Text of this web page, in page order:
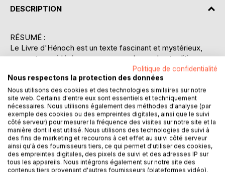
DESCRIPTION
RÉSUMÉ :
Le Livre d'Hénoch est un texte fascinant et mystérieux,
souvent considéré comme apocryphe par les traditions
religieuses occidentales, mais qui a suscité un intérêt
considérable parmi les érudits et les passionnés
d'ésotérisme. Attribué à Hénoch, arrière-grand-père de
Noé, ce livre se présente comme une collection de visions
et de révélations divines. Il explore des thèmes tels que la
chute des anges, les visions du paradis et de l'enfer, ainsi
que des prophéties concernant le jugement dernier. Le
texte est divisé en plusieurs sections, chacune offrant un
aperçu unique des croyances et des préoccupations
spirituelles de l'époque. Le Livre d'Hénoch se distingue
Politique de confidentialité
Nous respectons la protection des données
Nous utilisons des cookies et des technologies similaires sur notre
site web. Certains d'entre eux sont essentiels et techniquement
nécessaires. Nous utilisons également des méthodes d'analyse (par
exemple des cookies ou des empreintes digitales, ainsi que le suivi
côté serveur) pour mesurer la fréquence des visites sur notre site et la
manière dont il est utilisé. Nous utilisons des technologies de suivi à
des fins de marketing et recourons à cet effet au suivi côté serveur
ainsi qu'à des fournisseurs tiers, ce qui permet d'utiliser des cookies,
des empreintes digitales, des pixels de suivi et des adresses IP sur
tous les appareils. Nous intégrons également sur notre site des
contenus tiers provenant d'autres fournisseurs (plateformes vidéo).